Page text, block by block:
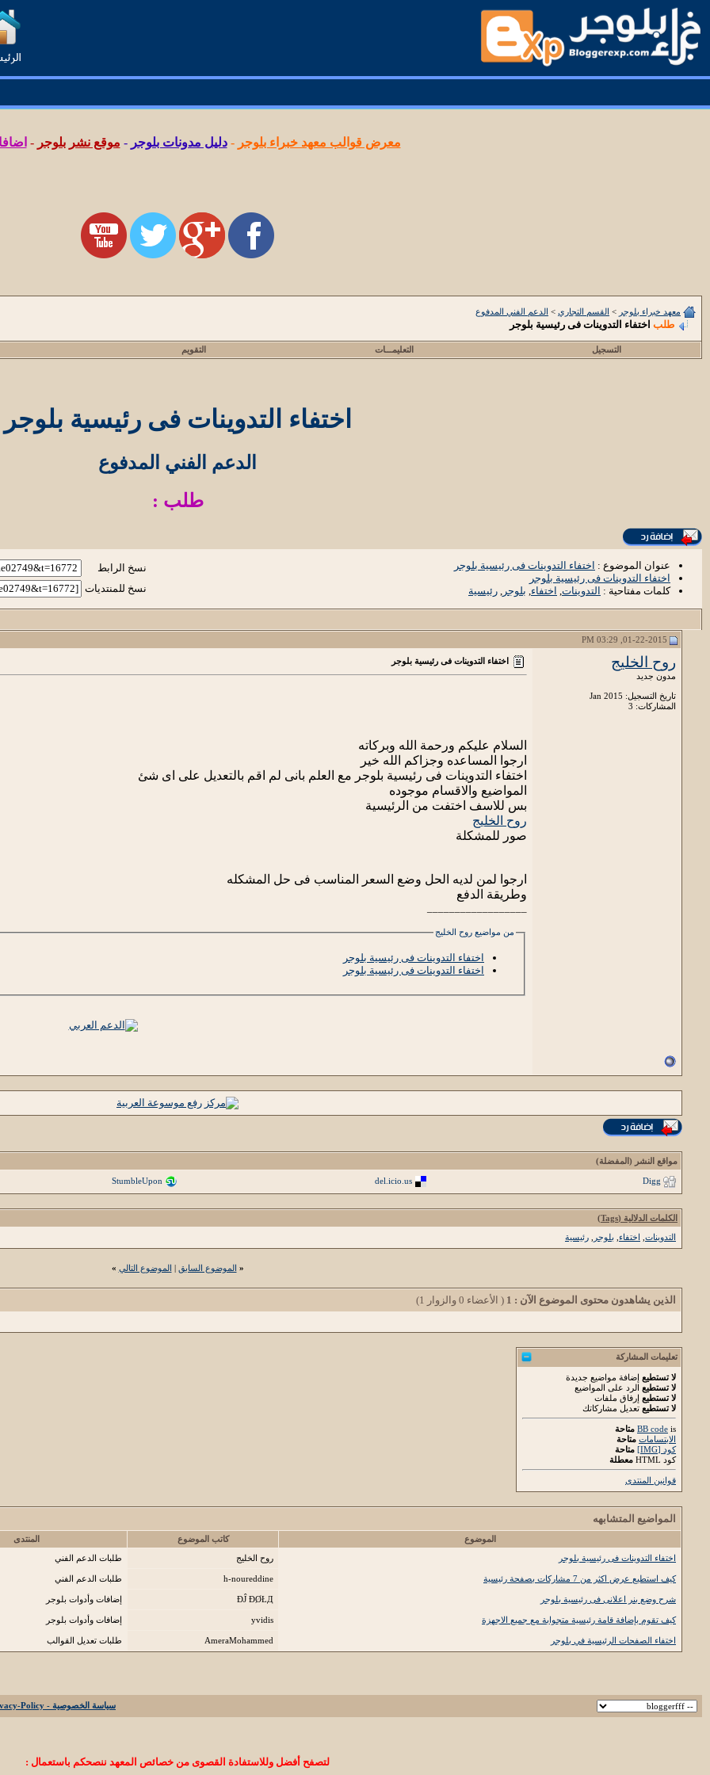
معرض قوالب معهد خبراء بلوجر -دليل مدونات بلوجر - موقع نشر بلوجر -
معهد خبراء بلوجر > القسم التجاري > الدعم الفني المدفوع
طلب اختفاء التدوينات فى رئيسية بلوجر
التسجيل التعليمـــات التقويم
اختفاء التدوينات فى رئيسية بلوجر
الدعم الفني المدفوع
طلب :
عنوان الموضوع : اختفاء التدوينات فى رئيسية بلوجر
اختفاء التدوينات فى رئيسية بلوجر
كلمات مفتاحية : التدوينات, اختفاء, بلوجر , رئيسية
نسخ الرابط
نسخ للمنتديات
روح الخليج
مدون جديد
تاريخ التسجيل: Jan 2015
المشاركات: 3
اختفاء التدوينات فى رئيسية بلوجر
السلام عليكم ورحمة الله وبركاته
ارجوا المساعده وجزاكم الله خير
اختفاء التدوينات فى رئيسية بلوجر مع العلم بانى لم اقم بالتعديل على اى شئ
المواضيع والاقسام موجوده
بس للاسف اختفت من الرئيسية
روح الخليج
صور للمشكلة
ارجوا لمن لديه الحل وضع السعر المناسب فى حل المشكله
وطريقة الدفع
من مواضيع روح الخليج
اختفاء التدوينات فى رئيسية بلوجر
اختفاء التدوينات فى رئيسية بلوجر
مواقع النشر (المفضلة)
Digg
del.icio.us
StumbleUpon
الكلمات الدلالية (Tags)
التدوينات اختفاء بلوجر رئيسية
« الموضوع السابق | الموضوع التالي »
الذين يشاهدون محتوى الموضوع الآن : 1 ( الأعضاء 0 والزوار 1)
تعليمات المشاركة
لا تستطيع إضافة مواضيع جديدة
لا تستطيع الرد على المواضيع
لا تستطيع إرفاق ملفات
لا تستطيع تعديل مشاركاتك
BB code is
متاحة
الابتسامات متاحة
كود [IMG]
متاحة
كود HTML
معطلة
قوانين المنتدى
المواضيع المتشابهه
الموضوع كاتب الموضوع المنتدى
اختفاء التدوينات فى رئيسية بلوجر
روح الخليج طلبات الدعم الفني
كيف استطيع عرض اكثر من 7 مشاركات بصفحة رئيسية h-noureddine طلبات الدعم الفني
شرح وضع بنر اعلانى فى رئيسية بلوجر ÐĴ ÐØŁД إضافات وأدوات بلوجر
كيف تقوم بإضافة قامة رئيسية متجوابة مع جميع الاجهزة yvidis إضافات وأدوات بلوجر
اختفاء الصفحات الرئيسية في بلوجر AmeraMohammed طلبات تعديل القوالب
سياسة الخصوصية - Privacy-Policy
لتصفح أفضل وللاستفادة القصوى من خصائص المعهد ننصحكم باستعمال :